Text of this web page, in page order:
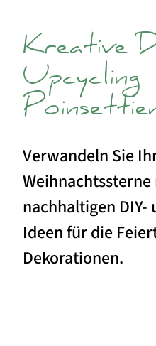
Kreative
Upcycling
Verwandeln Sie
nachhaltigen
Ideen für die
Dekorationen.